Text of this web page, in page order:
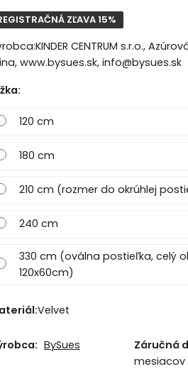
ZĽAVA 15%
CENTRUM s.r.o.,
www.bysues.sk, info@bysues.sk
:
120 cm
180 cm
210 cm (rozmer do okrúhlej
240 cm
330 cm (oválna postieľka, celý
120x60cm)
:Velvet
BySues Záručná
mesiacov